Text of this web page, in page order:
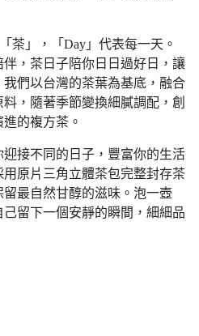
茶」，「Day」代表每一天。
伴，茶日子陪你日日過好日，讓
們以台灣的茶葉為基底，融合
，隨著季節變換細膩調配，創
的複方茶。
接不同的日子，豐富你的生活
原片三角立體茶包完整封存茶
最自然甘醇的滋味。泡一壺
留下一個安靜的瞬間，細細品